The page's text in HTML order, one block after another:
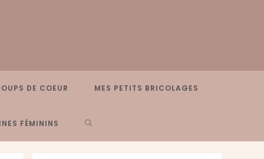
DE COEUR MES PETITS BRICOLAGES
FÉMININS TOGGLE